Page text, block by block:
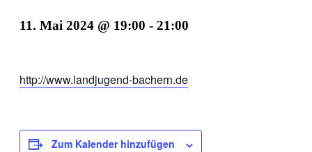
11. Mai 2024 @ 19:00 - 21:00
http://www.landjugend-bachern.de
Zum Kalender hinzufügen